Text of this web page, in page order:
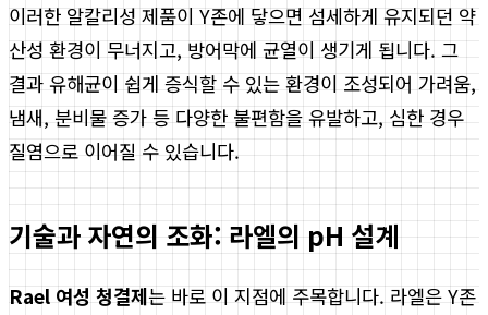
이러한 알칼리성 제품이 Y존에 닿으면 섬세하게 유지되던 약
산성 환경이 무너지고, 방어막에 균열이 생기게 됩니다. 그
결과 유해균이 쉽게 증식할 수 있는 환경이 조성되어 가려움,
냄새, 분비물 증가 등 다양한 불편함을 유발하고, 심한 경우
질염으로 이어질 수 있습니다.
기술과 자연의 조화: 라엘의 pH 설계
Rael 여성 청결제는 바로 이 지점에 주목합니다. 라엘은 Y존